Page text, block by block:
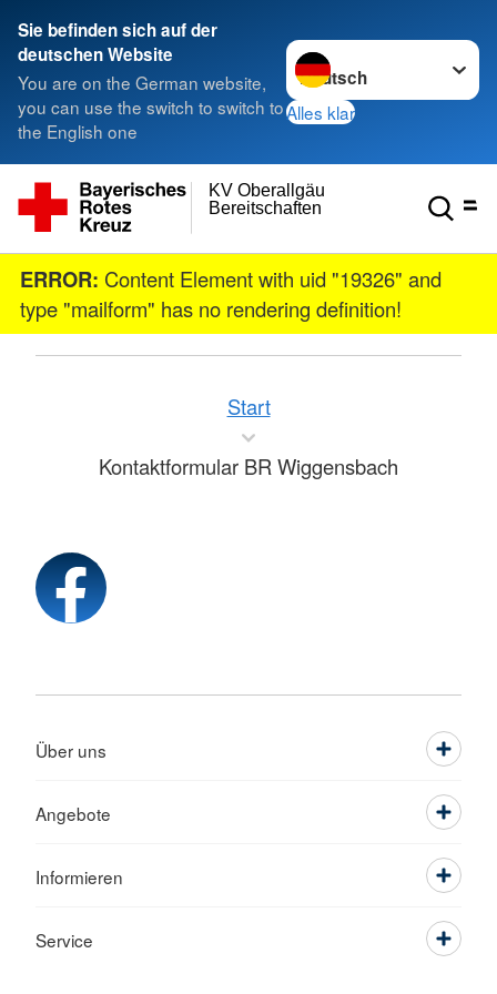
Sie befinden sich auf der
deutschen Website
You are on the German website,
you can use the switch to switch to
the English one
Sprache wechseln zu
Alles klar
Bereitschaften
KV Oberallgäu
ERROR: Content Element with uid "19326" and
type "mailform" has no rendering definition!
Start
Kontaktformular BR Wiggensbach
Über uns
Angebote
Informieren
Service